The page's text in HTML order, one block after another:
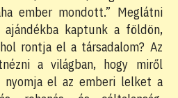
ember mondott.” Meglátni
kaptunk a földön,
rontja el a társadalom? Az
a világban, hogy miről
nyomja el az emberi lelket a